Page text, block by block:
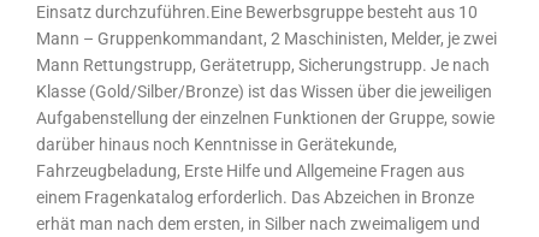
Einsatz durchzuführen.Eine Bewerbsgruppe besteht aus 10
Mann – Gruppenkommandant, 2 Maschinisten, Melder, je zwei
Mann Rettungstrupp, Gerätetrupp, Sicherungstrupp. Je nach
Klasse (Gold/Silber/Bronze) ist das Wissen über die jeweiligen
Aufgabenstellung der einzelnen Funktionen der Gruppe, sowie
darüber hinaus noch Kenntnisse in Gerätekunde,
Fahrzeugbeladung, Erste Hilfe und Allgemeine Fragen aus
einem Fragenkatalog erforderlich. Das Abzeichen in Bronze
erhät man nach dem ersten, in Silber nach zweimaligem und